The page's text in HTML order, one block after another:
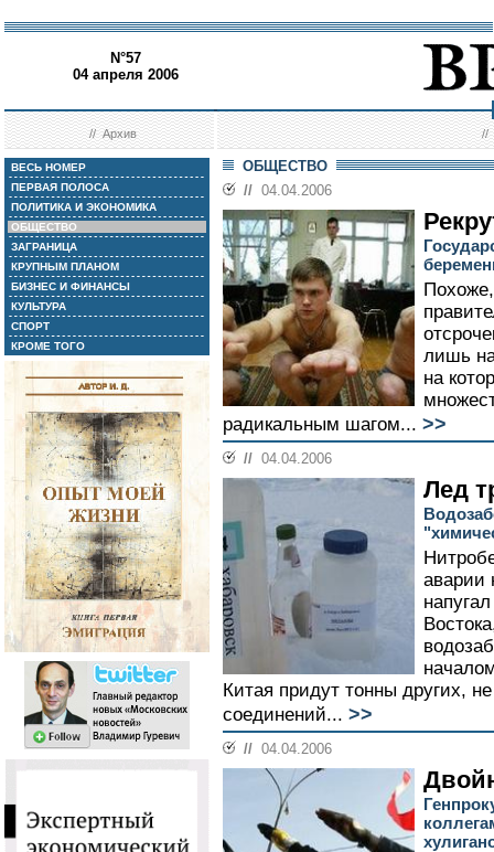
N°57
04 апреля 2006
//Архив //
ВЕСЬ НОМЕР
ПЕРВАЯ ПОЛОСА
ПОЛИТИКА И ЭКОНОМИКА
ОБЩЕСТВО
ЗАГРАНИЦА
КРУПНЫМ ПЛАНОМ
БИЗНЕС И ФИНАНСЫ
КУЛЬТУРА
СПОРТ
КРОМЕ ТОГО
ОБЩЕСТВО
// 04.04.2006
лишь
на
радикальным шагом... >>
// 04.04.2006
Лед
аварии
Китая придут тонны других,
соединений... >>
// 04.04.2006